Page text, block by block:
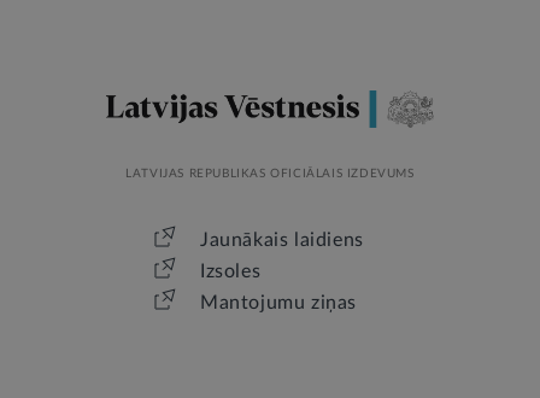
LATVIJAS REPUBLIKAS OFICIĀLAIS IZDEVUMS
Jaunākais laidiens
Izsoles
Mantojumu ziņas